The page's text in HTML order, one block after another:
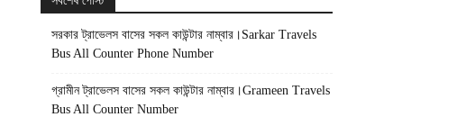
সরকার ট্রাভেলস বাসের সকল কাউন্টার নাম্বার।Sarkar Travels
Bus All Counter Phone Number
গ্রামীন ট্রাভেলস বাসের সকল কাউন্টার নাম্বার।Grameen Travels
Bus All Counter Number